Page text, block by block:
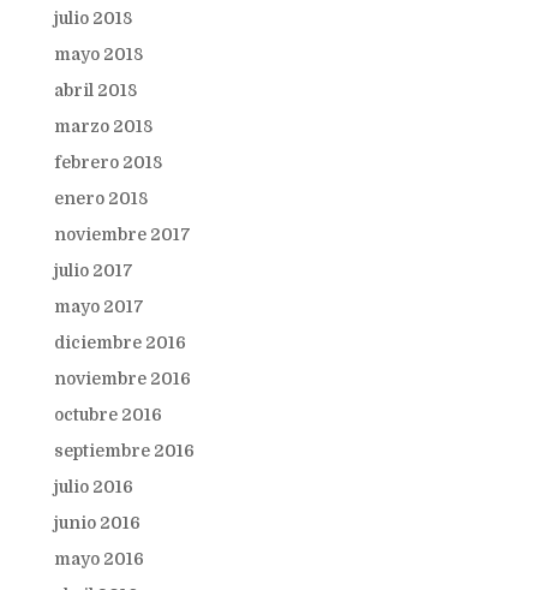
julio 2018
mayo 2018
abril 2018
marzo 2018
febrero 2018
enero 2018
noviembre 2017
julio 2017
mayo 2017
diciembre 2016
noviembre 2016
octubre 2016
septiembre 2016
julio 2016
junio 2016
mayo 2016